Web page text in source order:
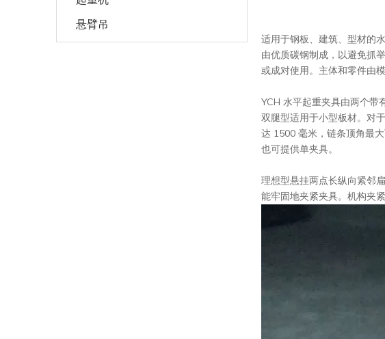
悬臂吊
适用于钢板、建筑、型材的
由优质碳钢制成，以避免抓
或成对使用。主体和零件由
YCH 水平起重夹具由两个带
双腿型适用于小型板材。对
达 1500 毫米，链条顶角最
也可提供单夹具。
理想型悬挂两点长纵向紧邻
能牢固地夹紧夹具。机构夹